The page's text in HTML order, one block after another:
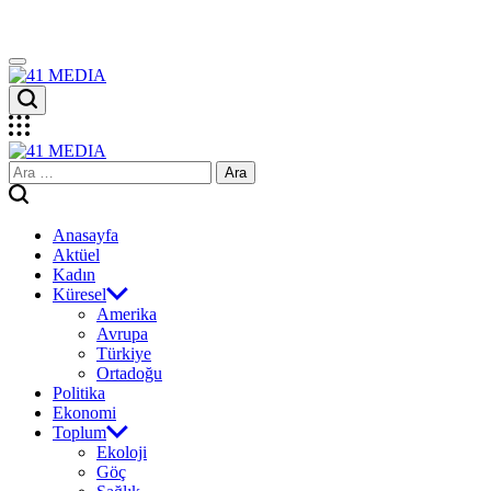
Skip
to
content
41
MEDIA
41
MEDIA
Arama:
Anasayfa
Aktüel
Kadın
Küresel
Amerika
Avrupa
Türkiye
Ortadoğu
Politika
Ekonomi
Toplum
Ekoloji
Göç